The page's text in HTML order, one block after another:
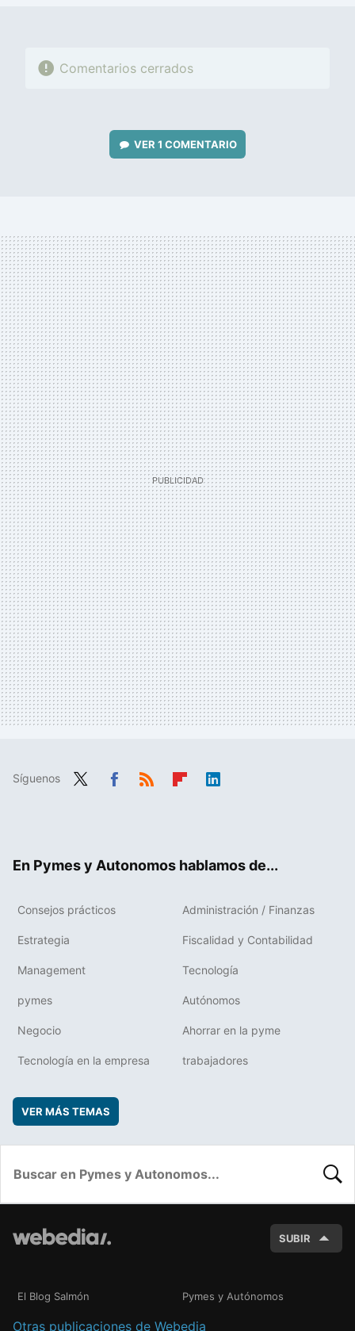
Comentarios cerrados
VER 1 COMENTARIO
Síguenos
En Pymes y Autonomos hablamos de...
Consejos prácticos Administración / Finanzas
Estrategia Fiscalidad y Contabilidad
Management Tecnología
pymes Autónomos
Negocio Ahorrar en la pyme
Tecnología en la empresa trabajadores
VER MÁS TEMAS
SUBIR
El Blog Salmón Pymes y Autónomos
Otras publicaciones de Webedia